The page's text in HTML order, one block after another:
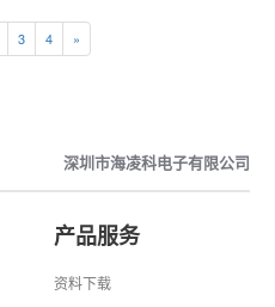
3 4 »
深圳市海凌科电子有限公司
产品服务
资料下载